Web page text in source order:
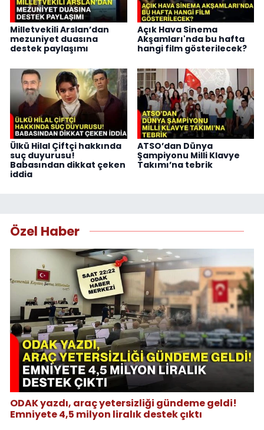
Milletvekili Arslan’dan
mezuniyet duasına
destek paylaşımı
Açık Hava Sinema
Akşamları'nda bu hafta
hangi film gösterilecek?
Ülkü Hilal Çiftçi hakkında
suç duyurusu!
Babasından dikkat çeken
iddia
ATSO’dan Dünya
Şampiyonu Milli Klavye
Takımı’na tebrik
Özel Haber
ODAK yazdı, araç yetersizliği gündeme geldi!
Emniyete 4,5 milyon liralık destek çıktı